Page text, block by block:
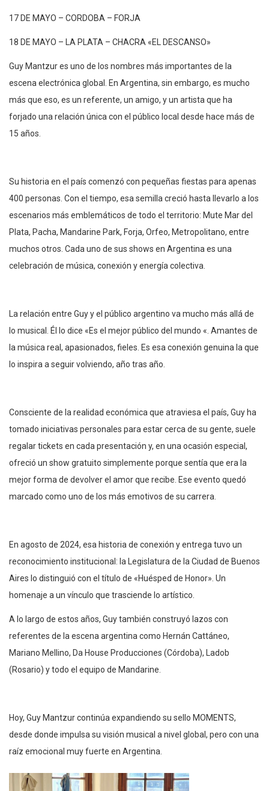
17 DE MAYO – CORDOBA – FORJA
18 DE MAYO – LA PLATA – CHACRA «EL DESCANSO»
Guy Mantzur es uno de los nombres más importantes de la
escena electrónica global. En Argentina, sin embargo, es mucho
más que eso, es un referente, un amigo, y un artista que ha
forjado una relación única con el público local desde hace más de
15 años.
Su historia en el país comenzó con pequeñas fiestas para apenas
400 personas. Con el tiempo, esa semilla creció hasta llevarlo a los
escenarios más emblemáticos de todo el territorio: Mute Mar del
Plata, Pacha, Mandarine Park, Forja, Orfeo, Metropolitano, entre
muchos otros. Cada uno de sus shows en Argentina es una
celebración de música, conexión y energía colectiva.
La relación entre Guy y el público argentino va mucho más allá de
lo musical. Él lo dice «Es el mejor público del mundo «. Amantes de
la música real, apasionados, fieles. Es esa conexión genuina la que
lo inspira a seguir volviendo, año tras año.
Consciente de la realidad económica que atraviesa el país, Guy ha
tomado iniciativas personales para estar cerca de su gente, suele
regalar tickets en cada presentación y, en una ocasión especial,
ofreció un show gratuito simplemente porque sentía que era la
mejor forma de devolver el amor que recibe. Ese evento quedó
marcado como uno de los más emotivos de su carrera.
En agosto de 2024, esa historia de conexión y entrega tuvo un
reconocimiento institucional: la Legislatura de la Ciudad de Buenos
Aires lo distinguió con el título de «Huésped de Honor». Un
homenaje a un vínculo que trasciende lo artístico.
A lo largo de estos años, Guy también construyó lazos con
referentes de la escena argentina como Hernán Cattáneo,
Mariano Mellino, Da House Producciones (Córdoba), Ladob
(Rosario) y todo el equipo de Mandarine.
Hoy, Guy Mantzur continúa expandiendo su sello MOMENTS,
desde donde impulsa su visión musical a nivel global, pero con una
raíz emocional muy fuerte en Argentina.